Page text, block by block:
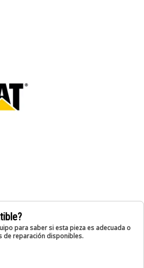
para saber si esta pieza es adecuada o
de reparación disponibles.